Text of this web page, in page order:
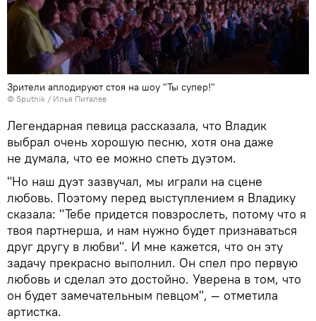
Зрители аплодируют стоя на шоу "Ты супер!"
© Sputnik / Илья Питалев
Легендарная певица рассказала, что Владик
выбрал очень хорошую песню, хотя она даже
не думала, что ее можно спеть дуэтом.
"Но наш дуэт зазвучал, мы играли на сцене
любовь. Поэтому перед выступлением я Владику
сказала: "Тебе придется повзрослеть, потому что я
твоя партнерша, и нам нужно будет признаваться
друг другу в любви". И мне кажется, что он эту
задачу прекрасно выполнил. Он спел про первую
любовь и сделал это достойно. Уверена в том, что
он будет замечательным певцом", — отметила
артистка.